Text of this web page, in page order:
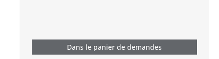
Dans le panier de demandes